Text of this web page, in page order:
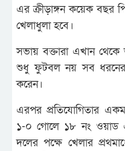
এর ক্রীড়াঙ্গন কয়েক বছর
খেলাধুলা হবে।
সভায় বক্তারা এখান
শুধু ফুটবল নয় সব ধরনের
করেন।
এরপর প্রতিযোগিতার
১-০ গোলে ১৮ নং ওয়াড
দলের পক্ষে খেলার